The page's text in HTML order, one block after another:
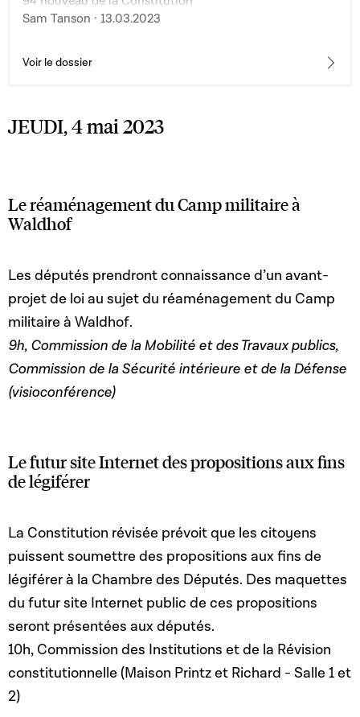
Sam Tanson · 13.03.2023
Voir le dossier
JEUDI, 4 mai 2023
Le réaménagement du Camp militaire à
Waldhof
Les députés prendront connaissance d’un avant-
projet de loi au sujet du réaménagement du Camp
militaire à Waldhof.
9h, Commission de la Mobilité et des Travaux publics,
Commission de la Sécurité intérieure et de la Défense
(visioconférence)
Le futur site Internet des propositions aux fins
de légiférer
La Constitution révisée prévoit que les citoyens
puissent soumettre des propositions aux fins de
légiférer à la Chambre des Députés. Des maquettes
du futur site Internet public de ces propositions
seront présentées aux députés.
10h, Commission des Institutions et de la Révision
constitutionnelle (Maison Printz et Richard - Salle 1 et
2)